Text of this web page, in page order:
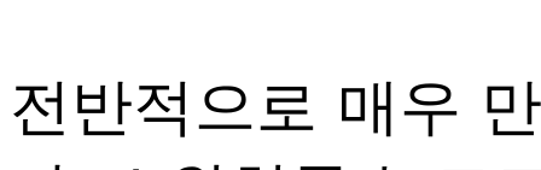
전반적으로 매우